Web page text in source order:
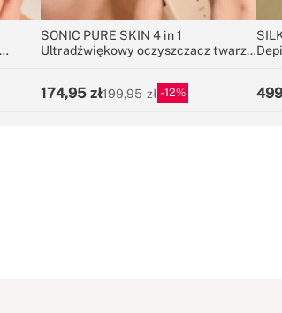
SONIC PURE SKIN 4 in 1
Ultradźwiękowy oczyszczacz twarzy
174,95 199,95 12